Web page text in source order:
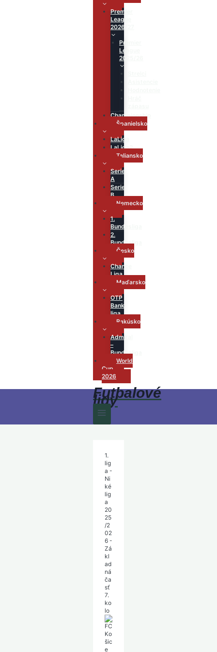
Premier
League
2026/27
Premier
League
2025/26
Championship
Španielsko
LaLiga
LaLiga2
Taliansko
Serie
A
Serie
B
Nemecko
1.
Bundesliga
2.
Bundesliga
Česko
Chance
Liga
Maďarsko
OTP
Bank
liga
Rakúsko
Admiral
–
Bundesliga
World
Cup
2026
Futbalové
ligy
1.
lig
a -
Ni
ké
lig
a
20
25
/2
02
6 -
Zá
kl
ad
ná
ča
sť
7.
ko
lo